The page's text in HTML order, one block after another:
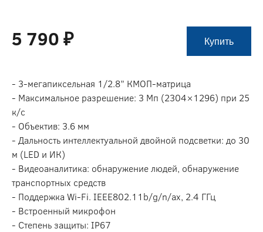
5 790 ₽ Купить
- 3-мегапиксельная 1/2.8” КМОП-матрица
- Максимальное разрешение: 3 Мп (2304×1296) при 25
к/с
- Объектив: 3.6 мм
- Дальность интеллектуальной двойной подсветки: до 30
м (LED и ИК)
- Видеоаналитика: обнаружение людей, обнаружение
транспортных средств
- Поддержка Wi-Fi. IEEE802.11b/g/n/ax, 2.4 ГГц
- Встроенный микрофон
- Степень защиты: IP67